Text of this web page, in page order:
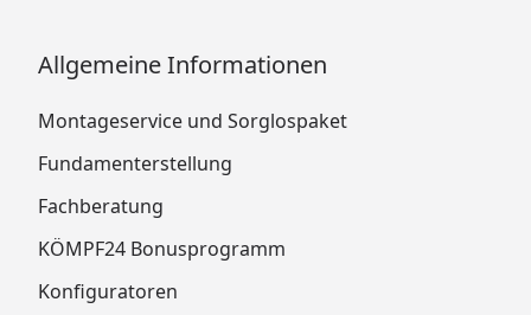
Allgemeine Informationen
Montageservice und Sorglospaket
Fundamenterstellung
Fachberatung
KÖMPF24 Bonusprogramm
Konfiguratoren